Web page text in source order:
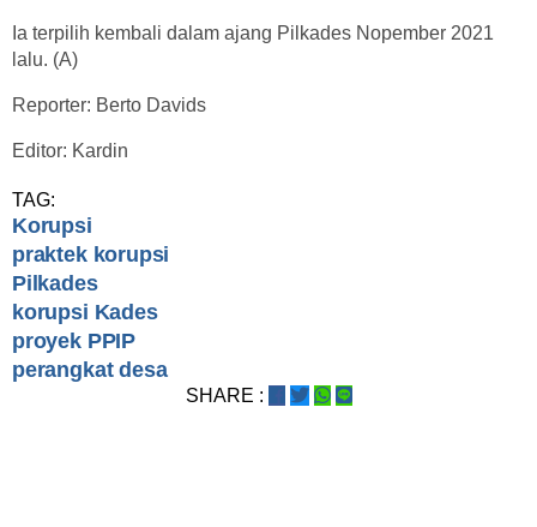
Ia terpilih kembali dalam ajang Pilkades Nopember 2021
lalu. (A)
Reporter: Berto Davids
Editor: Kardin
TAG:
Korupsi
praktek korupsi
Pilkades
korupsi Kades
proyek PPIP
perangkat desa
SHARE :